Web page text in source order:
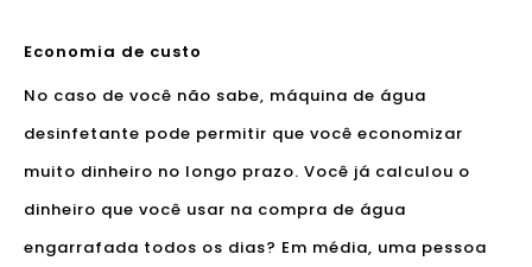
Economia de custo
No caso de você não sabe, máquina de água
desinfetante pode permitir que você economizar
muito dinheiro no longo prazo. Você já calculou o
dinheiro que você usar na compra de água
engarrafada todos os dias? Em média, uma pessoa